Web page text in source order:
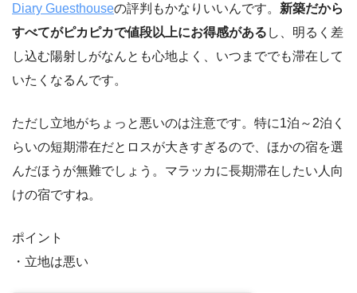
Diary Guesthouseの評判もかなりいいんです。 新築だから
すべてがピカピカで値段以上にお得感がある し、明るく差
し込む陽射しがなんとも心地よく、いつまででも滞在して
いたくなるんです。
ただし立地がちょっと悪いのは注意です。特に1泊～2泊く
らいの短期滞在だとロスが大きすぎるので、ほかの宿を選
んだほうが無難でしょう。マラッカに長期滞在したい人向
けの宿ですね。
ポイント
・立地は悪い